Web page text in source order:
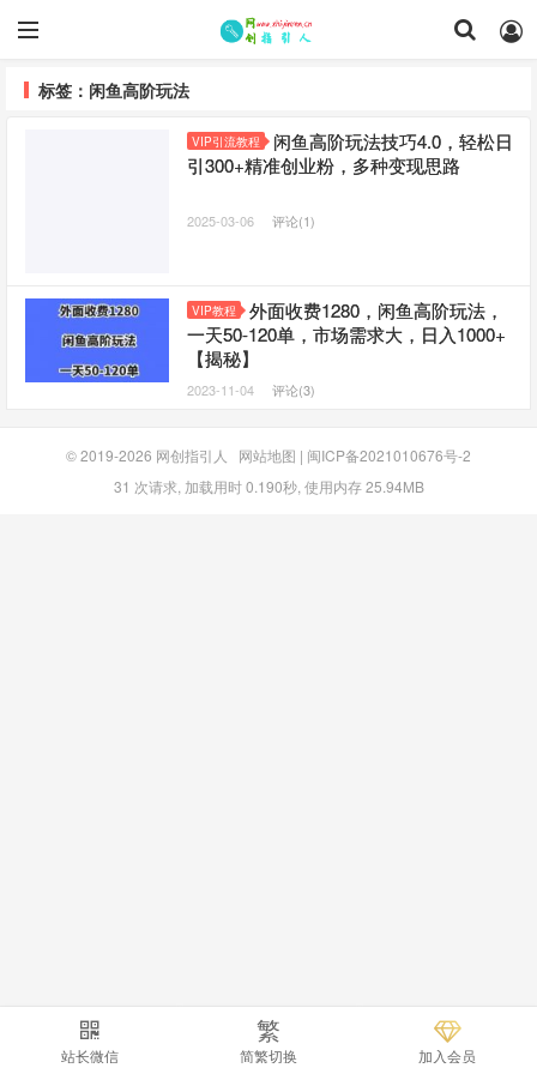
标签：闲鱼高阶玩法
VIP引流教程
闲鱼高阶玩法技巧4.0，轻松日
引300+精准创业粉，多种变现思路
2025-03-06 评论(1)
VIP教程
外面收费1280，闲鱼高阶玩法，
一天50-120单，市场需求大，日入1000+
【揭秘】
2023-11-04 评论(3)
© 2019-2026 网创指引人 网站地图 | 闽ICP备2021010676号-2
31 次请求, 加载用时 0.190秒, 使用内存 25.94MB
站长微信
繁
简繁切换 加入会员